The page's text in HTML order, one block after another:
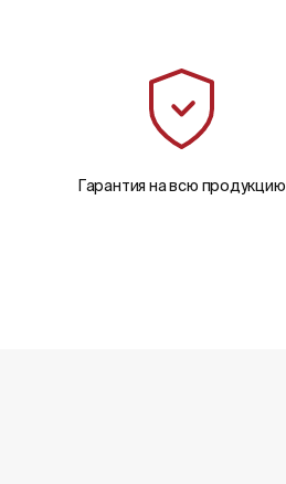
Гарантия на всю продукцию